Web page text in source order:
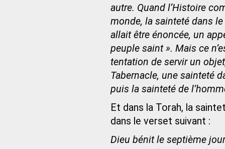
autre. Quand l’Histoire
monde, la sainteté dans
allait être énoncée, un
peuple saint ». Mais ce
tentation de servir un
Tabernacle, une sainteté
puis la sainteté de
Et dans la Torah, la
dans le verset suivant :
Dieu bénit le septième